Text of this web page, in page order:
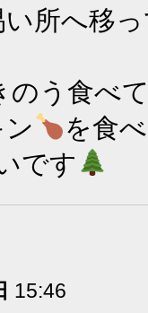
所へ移
のう食べ
を食
です
15:46